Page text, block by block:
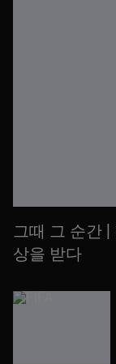
그때 그 순간 |
상을 받다